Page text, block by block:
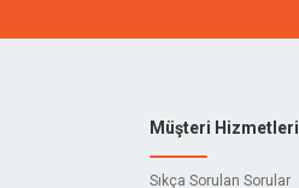
Müşteri Hizmetleri
Sıkça Sorulan Sorular